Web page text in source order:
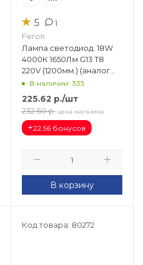
★ 5 1
Feron
Лампа светодиод. 18W
4000К 1650Лм G13 T8
220V (1200мм.) (аналог
L36) матовая 25498
В наличии: 333
225.62 р./шт
232.60 р. цена магазина
+22.56 бонусов
В корзину
Код товара: 80272